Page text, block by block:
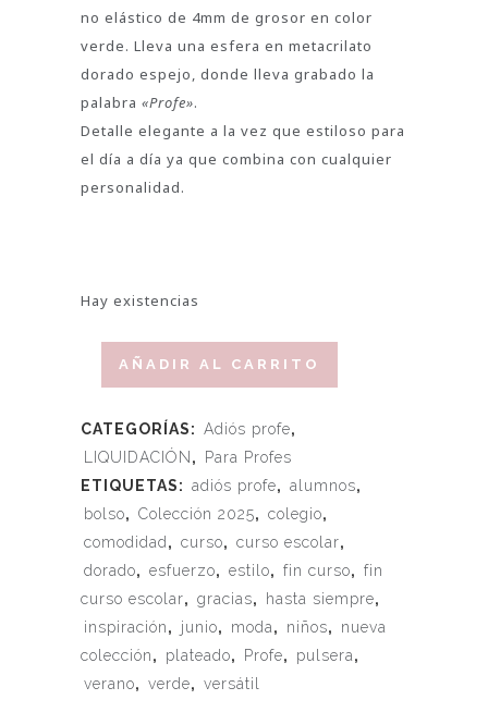
no elástico de 4mm de grosor en color
verde. Lleva una esfera en metacrilato
dorado espejo, donde lleva grabado la
palabra «Profe».
Detalle elegante a la vez que estiloso para
el día a día ya que combina con cualquier
personalidad.
Hay existencias
AÑADIR AL CARRITO
CATEGORÍAS: Adiós profe,
LIQUIDACIÓN ,
Para Profes
ETIQUETAS: adiós profe, alumnos,
bolso, Colección 2025, colegio,
comodidad , curso, curso escolar,
dorado, esfuerzo, estilo, fin curso, fin
curso escolar, gracias, hasta siempre,
inspiración, junio, moda, niños,
nueva
colección, plateado, Profe, pulsera,
verano, verde, versátil